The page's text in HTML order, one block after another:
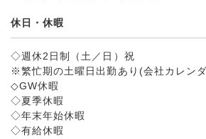
休日・休暇
◇週休2日制（土／日）祝
※繁忙期の土曜日出勤あり(会社カレンダ
◇GW休暇
◇夏季休暇
◇年末年始休暇
◇有給休暇